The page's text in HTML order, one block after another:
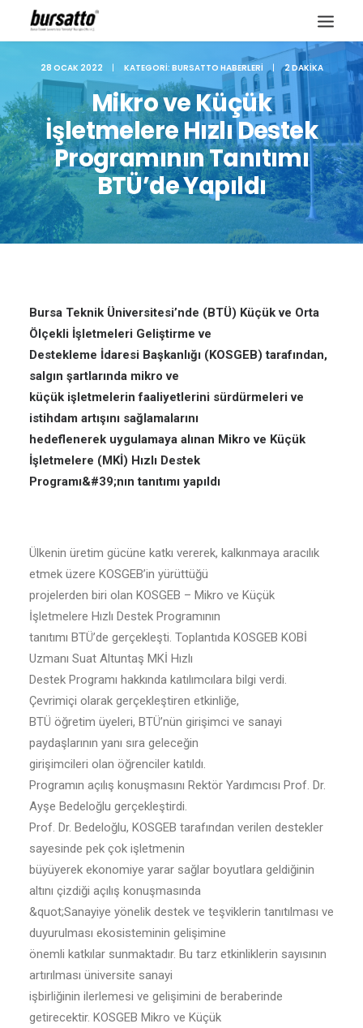
Site içi arama
28 OCAK 2022 | KATEGORI: BURSATTO HABERLERI | 2 DAKIKA
Mikro ve Küçük
İşletmelere Hızlı Destek
Programının Tanıtımı
BTÜ’de Yapıldı
Bursa Teknik Üniversitesi’nde (BTÜ) Küçük ve Orta
Ölçekli İşletmeleri Geliştirme ve
Destekleme İdaresi Başkanlığı (KOSGEB) tarafından,
salgın şartlarında mikro ve
küçük işletmelerin faaliyetlerini sürdürmeleri ve
istihdam artışını sağlamalarını
hedeflenerek uygulamaya alınan Mikro ve Küçük
İşletmelere (MKİ) Hızlı Destek
Programı&#39;nın tanıtımı yapıldı
Ülkenin üretim gücüne katkı vererek, kalkınmaya aracılık
etmek üzere KOSGEB’in yürüttüğü
projelerden biri olan KOSGEB – Mikro ve Küçük
İşletmelere Hızlı Destek Programının
tanıtımı BTÜ’de gerçekleşti. Toplantıda KOSGEB KOBİ
Uzmanı Suat Altuntaş MKİ Hızlı
Destek Programı hakkında katılımcılara bilgi verdi.
Çevrimiçi olarak gerçekleştiren etkinliğe,
BTÜ öğretim üyeleri, BTÜ’nün girişimci ve sanayi
paydaşlarının yanı sıra geleceğin
girişimcileri olan öğrenciler katıldı.
Programın açılış konuşmasını Rektör Yardımcısı Prof. Dr.
Ayşe Bedeloğlu gerçekleştirdi.
Prof. Dr. Bedeloğlu, KOSGEB tarafından verilen destekler
sayesinde pek çok işletmenin
büyüyerek ekonomiye yarar sağlar boyutlara geldiğinin
altını çizdiği açılış konuşmasında
&quot;Sanayiye yönelik destek ve teşviklerin tanıtılması ve
duyurulması ekosisteminin gelişimine
önemli katkılar sunmaktadır. Bu tarz etkinliklerin sayısının
artırılması üniversite sanayi
işbirliğinin ilerlemesi ve gelişimini de beraberinde
getirecektir. KOSGEB Mikro ve Küçük